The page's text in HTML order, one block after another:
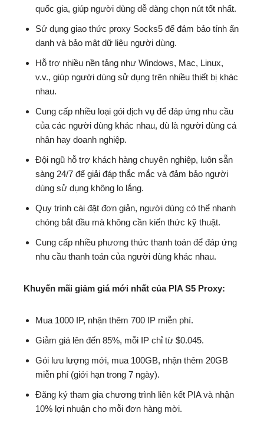
quốc gia, giúp người dùng dễ dàng chọn nút tốt nhất.
Sử dụng giao thức proxy Socks5 để đảm bảo tính ẩn
danh và bảo mật dữ liệu người dùng.
Hỗ trợ nhiều nền tảng như Windows, Mac, Linux,
v.v., giúp người dùng sử dụng trên nhiều thiết bị khác
nhau.
Cung cấp nhiều loại gói dịch vụ để đáp ứng nhu cầu
của các người dùng khác nhau, dù là người dùng cá
nhân hay doanh nghiệp.
Đội ngũ hỗ trợ khách hàng chuyên nghiệp, luôn sẵn
sàng 24/7 để giải đáp thắc mắc và đảm bảo người
dùng sử dụng không lo lắng.
Quy trình cài đặt đơn giản, người dùng có thể nhanh
chóng bắt đầu mà không cần kiến thức kỹ thuật.
Cung cấp nhiều phương thức thanh toán để đáp ứng
nhu cầu thanh toán của người dùng khác nhau.
Khuyến mãi giảm giá mới nhất của PIA S5 Proxy:
Mua 1000 IP, nhận thêm 700 IP miễn phí.
Giảm giá lên đến 85%, mỗi IP chỉ từ $0.045.
Gói lưu lượng mới, mua 100GB, nhận thêm 20GB
miễn phí (giới hạn trong 7 ngày).
Đăng ký tham gia chương trình liên kết PIA và nhận
10% lợi nhuận cho mỗi đơn hàng mời.